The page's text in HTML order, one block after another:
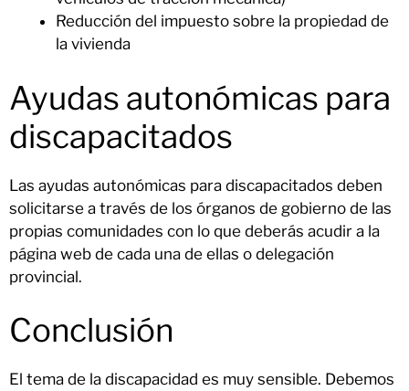
Reducción del impuesto sobre la propiedad de
la vivienda
Ayudas autonómicas para
discapacitados
Las ayudas autonómicas para discapacitados deben
solicitarse a través de los órganos de gobierno de las
propias comunidades con lo que deberás acudir a la
página web de cada una de ellas o delegación
provincial.
Conclusión
El tema de la discapacidad es muy sensible. Debemos